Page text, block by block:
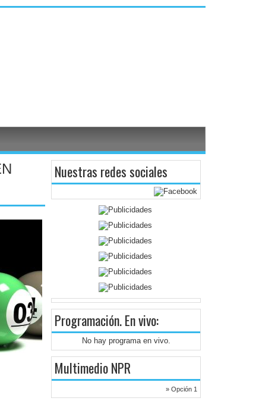
Nuestras redes sociales
Programación. En vivo:
No hay programa en vivo.
Multimedio NPR
» Opción 1